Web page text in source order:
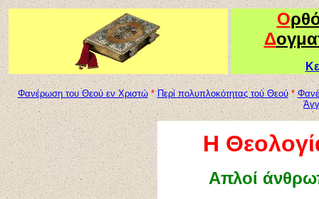
Ο
Δ
Φανέρωση του Θεού εν Χριστώ * Περί πολυπλοκότητας τού Θεού *
Η
Απλοί